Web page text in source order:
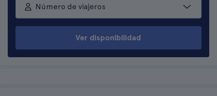
Número de viajeros
Ver disponibilidad